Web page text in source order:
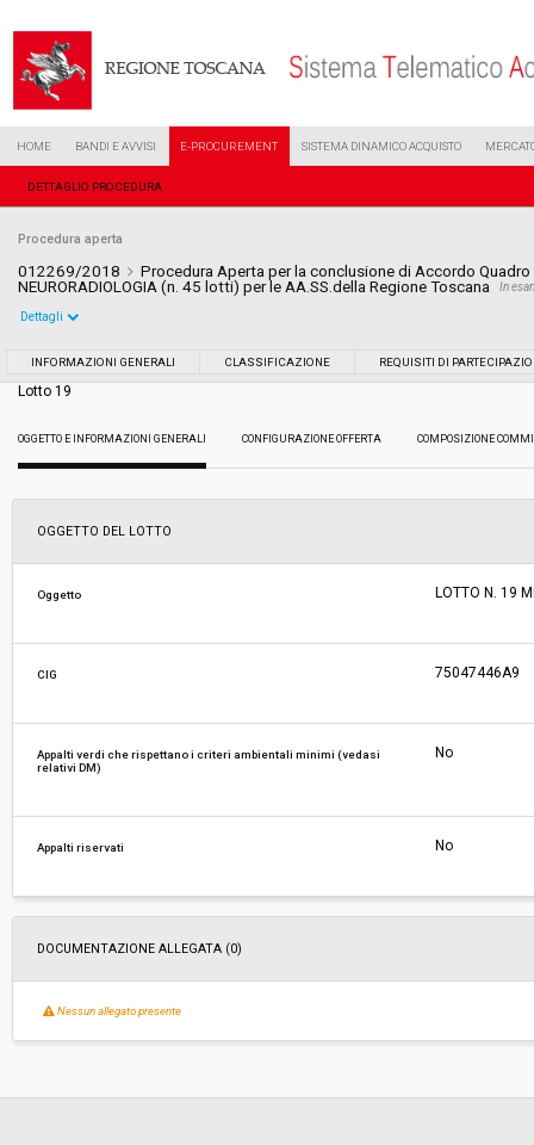
HOME BANDI E AVVISI E-PROCUREMENT SISTEMA DINAMICO ACQUISTO
DETTAGLIO PROCEDURA
Procedura aperta
012269/2018
Procedura Aperta per la conclusione di Accordo Quadro
NEURORADIOLOGIA (n. 45 lotti) per le AA.SS.della Regione Toscana
In
Tipo di contratto:
Data pubblicazione:
Svolgimento:
Responsabile attuale:
ESTAR - ENTE DI SUPPORTO TECNICO
Dettagli
INFORMAZIONI GENERALI CLASSIFICAZIONE REQUISITI DI
Lotto 19
OGGETTO E INFORMAZIONI GENERALI CONFIGURAZIONE OFFERTA COMPOSIZIONE
OGGETTO DEL LOTTO
Oggetto LOTTO N. 19
CIG 75047446A9
Appalti verdi che rispettano i criteri ambientali minimi (vedasi
relativi DM)
No
Appalti riservati No
DOCUMENTAZIONE ALLEGATA (0)
Nessun allegato presente